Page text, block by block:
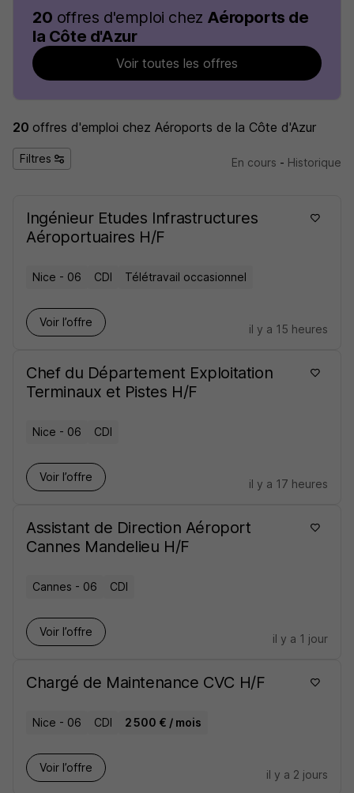
20 offres d'emploi chez Aéroports de
la Côte d'Azur
Voir toutes les offres
20 offres d'emploi chez Aéroports de la Côte d'Azur
Filtres En cours - Historique
Ingénieur Etudes Infrastructures
Aéroportuaires H/F
Nice - 06 CDI Télétravail occasionnel
Voir l’offre
il y a 15 heures
Chef du Département Exploitation
Terminaux et Pistes H/F
Nice - 06 CDI
Voir l’offre
il y a 17 heures
Assistant de Direction Aéroport
Cannes Mandelieu H/F
Cannes - 06 CDI
Voir l’offre
il y a 1 jour
Chargé de Maintenance CVC H/F
Nice - 06 CDI 2 500 € / mois
Voir l’offre
il y a 2 jours